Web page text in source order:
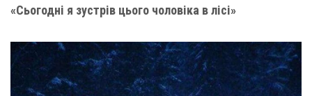
«Сьогодні я зустрів цього чоловіка в лісі»